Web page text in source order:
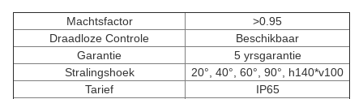
Machtsfactor
>0.95
Draadloze Controle
Beschikbaar
Garantie
5 yrsgarantie
Stralingshoek
20°, 40°, 60°, 90°, h140*v100
Tarief
IP65